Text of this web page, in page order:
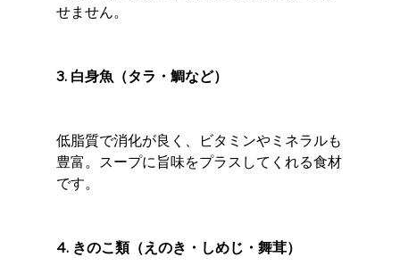
せません。
3. 白身魚（タラ・鯛など）
低脂質で消化が良く、ビタミンやミネラルも
豊富。スープに旨味をプラスしてくれる食材
です。
4. きのこ類（えのき・しめじ・舞茸）